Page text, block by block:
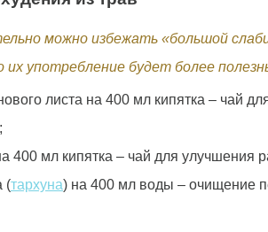
можно избежать «большой
употребление будет более
листа на 400 мл кипятка – чай
400 мл кипятка – чай для
(тархуна) на 400 мл воды – очищение